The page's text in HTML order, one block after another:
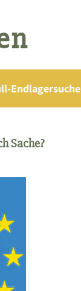
Endlagersuche
Sache?